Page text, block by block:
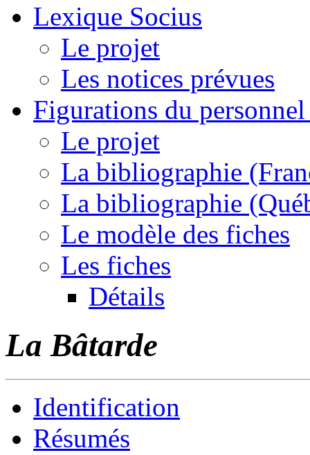
Lexique Socius
Le projet
Les notices prévues
Figurations du
Le projet
La bibliographie
La bibliographie
Le modèle des fiches
Les fiches
Détails
La Bâtarde
Identification
Résumés